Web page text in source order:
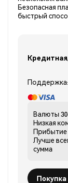
Безопасная
быстрый
Валюты
Низкая
Прибытие
Лучше
сумма